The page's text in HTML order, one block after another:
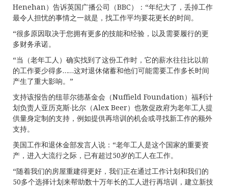
Henehan）告诉英国广播公司（BBC）：“年纪大了，丢掉工作
最令人担忧的事情之一就是，找工作平均要花更长的时间。
“很多原因取决于您拥有更多的技能和经验，以及需要履行的更
多财务承诺。
“当（老年工人）确实找到了这份工作时，它的薪水往往比以前
的工作要少得多……这对退休储蓄和他们可能需要工作多长时间
产生了重大影响。”
支持该报告的纽菲尔德基金会（Nuffield Foundation）福利计
划负责人亚历克斯∙比尔（Alex Beer）也敦促政府为老年工人提
供量身定制的支持，例如提供再培训的机会或寻找新工作的额外
支持。
美国工作和退休金部发言人说：“老年工人是这个国家的重要资
产，进入大流行之际，已有超过50岁的工人在工作。
“随着我们的房屋重建得更好，我们正在通过工作计划和我们的
50多个选择计划来帮助数十万年长的工人进行再培训，建立新技